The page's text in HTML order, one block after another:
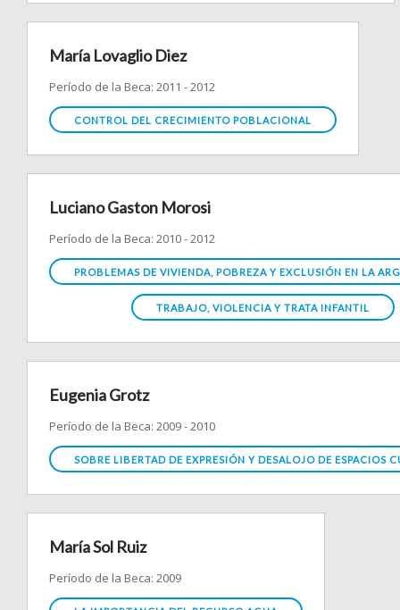
María Lovaglio Diez
Período de la Beca: 2011 - 2012
CONTROL DEL CRECIMIENTO POBLACIONAL
Luciano Gaston Morosi
Período de la Beca: 2010 - 2012
PROBLEMAS DE VIVIENDA, POBREZA Y EXCLUSIÓN EN LA
TRABAJO, VIOLENCIA Y TRATA INFANTIL
Eugenia Grotz
Período de la Beca: 2009 - 2010
SOBRE LIBERTAD DE EXPRESIÓN Y DESALOJO DE ESPACIOS
María Sol Ruiz
Período de la Beca: 2009